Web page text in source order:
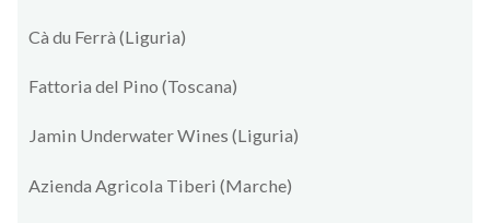
Cà du Ferrà (Liguria)
Fattoria del Pino (Toscana)
Jamin Underwater Wines (Liguria)
Azienda Agricola Tiberi (Marche)